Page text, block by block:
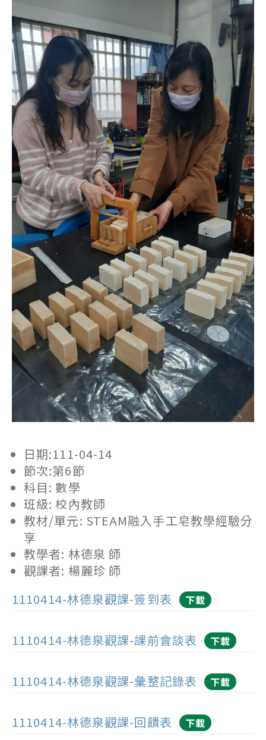
日期:111-04-14
節次:第6節
科目: 數學
班級: 校內教師
教材/單元: STEAM融入手工皂教學經驗分
享
教學者: 林德泉 師
觀課者: 楊麗珍 師
1110414-林德泉觀課-簽到表
下載
1110414-林德泉觀課-課前會談表 下載
1110414-林德泉觀課-彙整記錄表 下載
1110414-林德泉觀課-回饋表 下載